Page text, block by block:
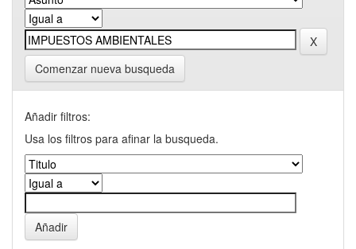
Comenzar nueva busqueda
Añadir filtros:
Usa los filtros para afinar la busqueda.